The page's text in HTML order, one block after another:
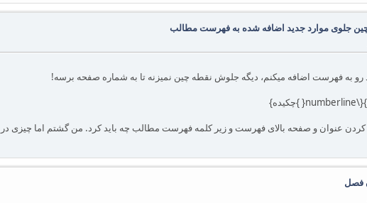
چین جلوی موارد جدید اضافه شده به فهرست مطالب
به فهرست اضافه میکنم، دیگه جلوش نقطه چین نمیزنه تا به شماره صفحه برسه!
کردن عنوان و صفحه بالای فهرست و زیر کلمه فهرست مطالب چه باید کرد. من گشتم اما چیزی
فصل